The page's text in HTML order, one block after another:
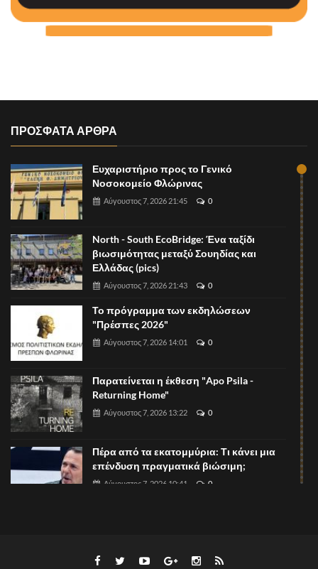
ΠΡΟΣΦΑΤΑ ΑΡΘΡΑ
Ευχαριστήριο προς το Γενικό
Νοσοκομείο Φλώρινας
Αύγουστος 7, 2026 21:45 0
North - South EcoBridge: Ένα ταξίδι
βιωσιμότητας μεταξύ Σουηδίας και
Ελλάδας (pics)
Αύγουστος 7, 2026 21:43 0
Το πρόγραμμα των εκδηλώσεων
"Πρέσπες 2026"
Αύγουστος 7, 2026 14:01 0
Παρατείνεται η έκθεση "Apo Psila -
Returning Home"
Αύγουστος 7, 2026 13:22 0
Πέρα από τα εκατομμύρια: Τι κάνει μια
επένδυση πραγματικά βιώσιμη;
Αύγουστος 7, 2026 10:41 0